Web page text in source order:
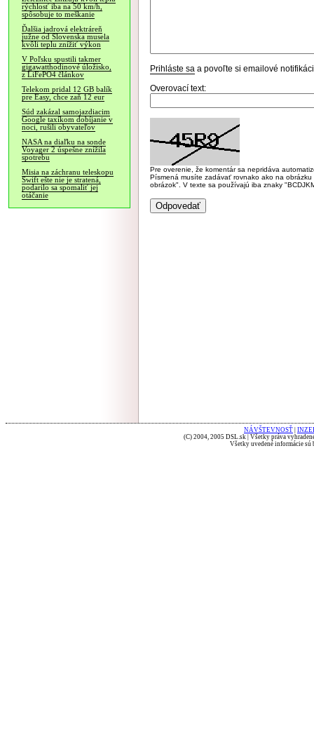
rýchlosť iba na 50 km/h,
spôsobuje to meškanie
Ďalšia jadrová elektráreň
južne od Slovenska musela
kvôli teplu znížiť výkon
V Poľsku spustili takmer
gigawatthodinové úložisko,
z LiFePO4 článkov
Telekom pridal 12 GB balík
pre Easy, chce zaň 12 eur
Súd zakázal samojazdiacim
Google taxíkom dobíjanie v
noci, rušili obyvateľov
NASA na diaľku na sonde
Voyager 2 úspešne znížila
spotrebu
Misia na záchranu teleskopu
Swift ešte nie je stratená,
podarilo sa spomaliť jej
otáčanie
Prihláste sa a povoľte si emailové
Overovací text:
Pre overenie, že komentár sa nepridáva
Písmená musíte zadávať rovnako ako na
obrázok". V texte sa používajú iba znaky
NÁVŠTEVNOSŤ
(C) 2004, 2005 DSL.sk | Všetky práva
Všetky uvedené informácie sú